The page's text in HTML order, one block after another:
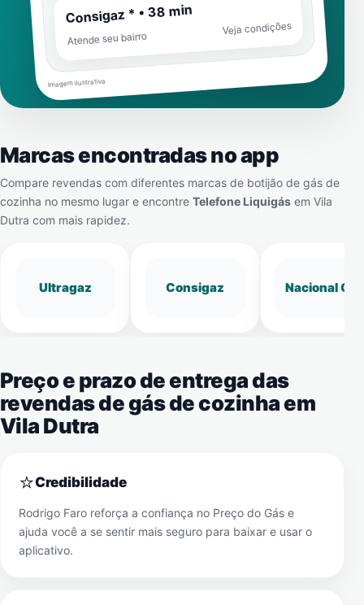
Consigaz * • 38 min
Atende seu bairro
Veja condições
Imagem ilustrativa
Marcas encontradas no app
Compare revendas com diferentes marcas de botijão de gás de
cozinha no mesmo lugar e encontre Telefone Liquigás em Vila
Dutra com mais rapidez.
Ultragaz Consigaz Nacional Gás
Preço e prazo de entrega das
revendas de gás de cozinha em
Vila Dutra
⭐Credibilidade
Rodrigo Faro reforça a confiança no Preço do Gás e
ajuda você a se sentir mais seguro para baixar e usar o
aplicativo.